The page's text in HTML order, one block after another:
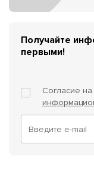
Получайте
первыми!
Согласие